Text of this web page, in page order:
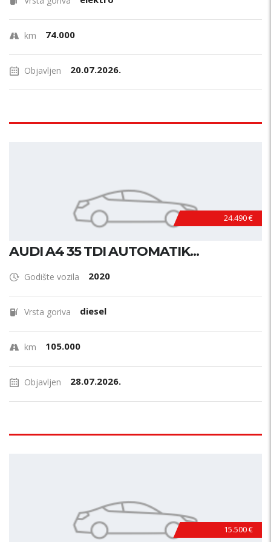
km 74.000
Objavljen 20.07.2026.
24.490 €
AUDI A4 35 TDI AUTOMATIK...
Godište vozila 2020
Vrsta goriva diesel
km 105.000
Objavljen 28.07.2026.
15.500 €